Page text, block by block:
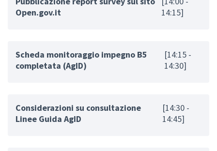
Open.gov.it
14:15]
Scheda monitoraggio impegno B5
completata (AgID)
[14:15 -
14:30]
Considerazioni su consultazione
Linee Guida AgID
[14:30 -
14:45]